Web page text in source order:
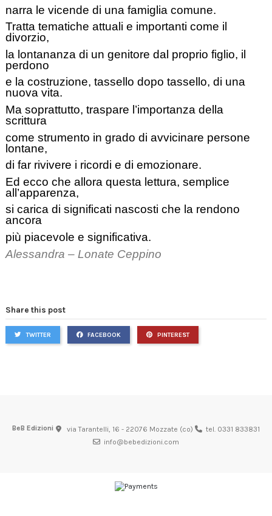
narra le vicende di una famiglia comune.
Tratta tematiche attuali e importanti come il
divorzio,
la lontananza di un genitore dal proprio figlio, il
perdono
e la costruzione, tassello dopo tassello, di una
nuova vita.
Ma soprattutto, traspare l’importanza della
scrittura
come strumento in grado di avvicinare persone
lontane,
di far rivivere i ricordi e di emozionare.
Ed ecco che allora questa lettura, semplice
all’apparenza,
si carica di significati nascosti che la rendono
ancora
più piacevole e significativa.
Alessandra – Lonate Ceppino
Share this post
TWITTER FACEBOOK PINTEREST
BeB Edizioni via Tarantelli, 16 - 22076 Mozzate (co)
tel. 0331 833831
info@bebedizioni.com